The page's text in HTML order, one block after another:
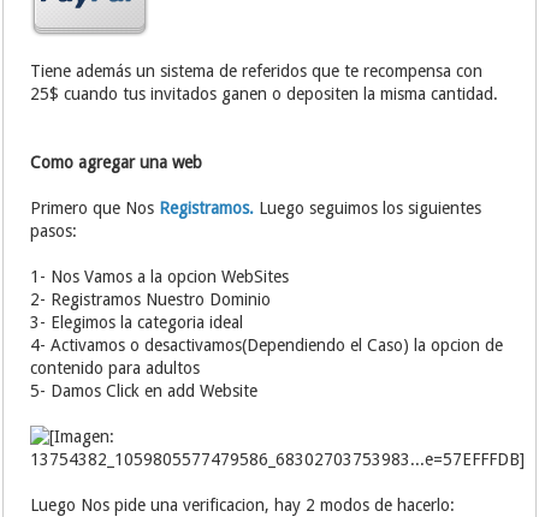
Tiene además un sistema de referidos que te recompensa con
25$ cuando tus invitados ganen o depositen la misma cantidad.
Como agregar una web
Primero que Nos Registramos. Luego seguimos los siguientes
pasos:
1- Nos Vamos a la opcion WebSites
2- Registramos Nuestro Dominio
3- Elegimos la categoria ideal
4- Activamos o desactivamos(Dependiendo el Caso) la opcion de
contenido para adultos
5- Damos Click en add Website
Luego Nos pide una verificacion, hay 2 modos de hacerlo: